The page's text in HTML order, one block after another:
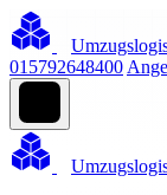
015792648400